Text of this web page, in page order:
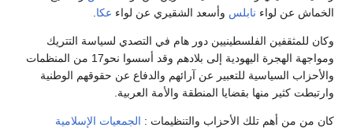
لواءنابلسوأسعد الشقيري عن لواءعكا.
الفلسطينيين دور هام في التصدي لسياسة التتريك
ومواجهة الهجرة اليهودية إلى بلادهم وقد أسسوا نحو17 من المنظمات
السياسية للتعبير عن آرائهم والدفاع عن حقوقهم الوطنية
منها بقضايا المنطقة والأمة العربية.
أهم تلك الأحزاب والتنظيمات : الجمعيات الإسلامية